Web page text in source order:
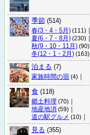
季節 (514)
春(3・4・5月) (111) ｜
夏(6・7・8月) (230) ｜
秋(9・10・11月) (90)
冬(12・1・2月) (163)
泊まる (7)
家族時間の宿 (4) ｜
食 (118)
郷土料理 (70) ｜
地産地消 (59) ｜
道の駅グルメ (10) ｜
見る (355)